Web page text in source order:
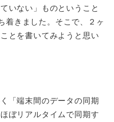
いない」ものということ
きました。そこで、２ヶ
とを書いてみようと思い
「端末間のデータの同期
ぼリアルタイムで同期す